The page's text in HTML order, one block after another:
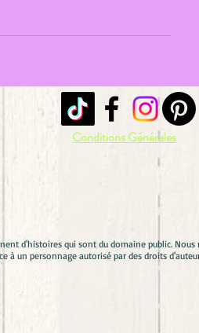
Conditions Générales
d'histoires qui sont du domaine public. Nous
à un personnage autorisé par des droits